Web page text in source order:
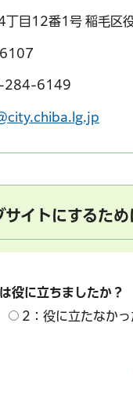
丁目12番1号 稲毛区
284-6149
サイトにするた
役に立ちましたか？
2：役に立たなかっ